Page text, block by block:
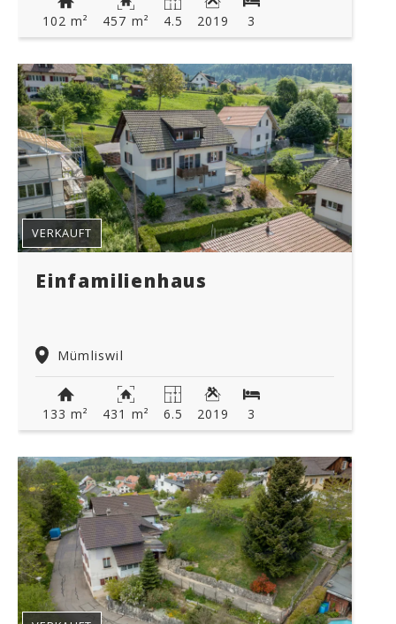
102 m² 457 m² 4.5 2019 3
Einfamilienhaus
Mümliswil
VERKAUFT
133 m² 431 m² 6.5 2019 3